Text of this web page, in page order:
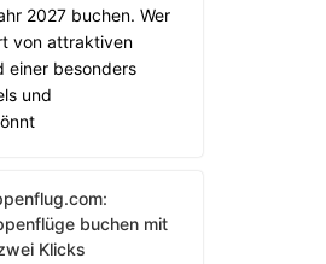
2027 buchen. Wer
von attraktiven
einer besonders
und
buchen mit
Klicks